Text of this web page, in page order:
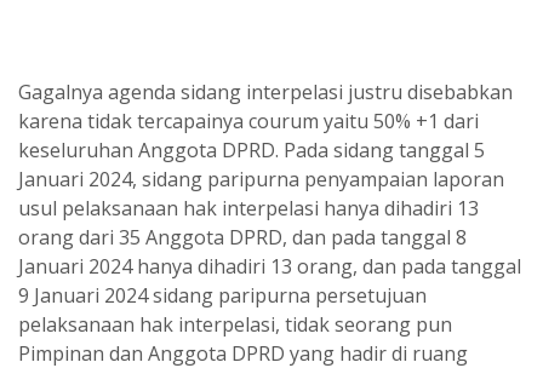
Gagalnya agenda sidang interpelasi justru disebabkan
karena tidak tercapainya courum yaitu 50% +1 dari
keseluruhan Anggota DPRD. Pada sidang tanggal 5
Januari 2024, sidang paripurna penyampaian laporan
usul pelaksanaan hak interpelasi hanya dihadiri 13
orang dari 35 Anggota DPRD, dan pada tanggal 8
Januari 2024 hanya dihadiri 13 orang, dan pada tanggal
9 Januari 2024 sidang paripurna persetujuan
pelaksanaan hak interpelasi, tidak seorang pun
Pimpinan dan Anggota DPRD yang hadir di ruang